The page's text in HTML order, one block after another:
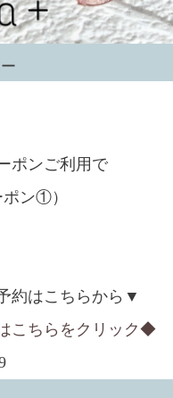
ポンご利用で
ポン①）
約はこちらから▼
こちらをクリック◆